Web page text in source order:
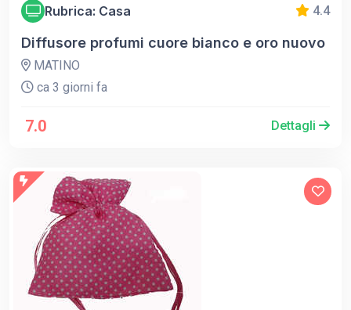
Rubrica: Casa 4.4
Diffusore profumi cuore bianco e oro nuovo
MATINO
ca 3 giorni fa
7.0 Dettagli